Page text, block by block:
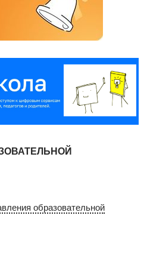
образовательной